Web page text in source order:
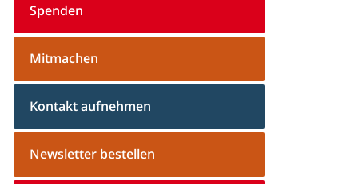
Spenden
Mitmachen
Kontakt aufnehmen
Newsletter bestellen